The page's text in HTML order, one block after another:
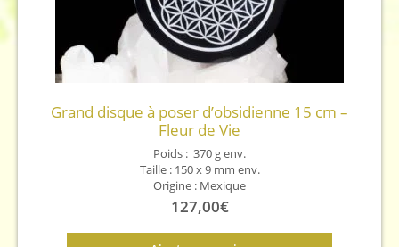
Grand disque à poser d’obsidienne 15 cm –
Fleur de Vie
Poids : 370 g env.
Taille : 150 x 9 mm env.
Origine : Mexique
127,00€